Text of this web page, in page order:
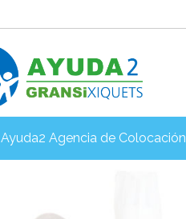
Ayuda2 Agencia de Colocación